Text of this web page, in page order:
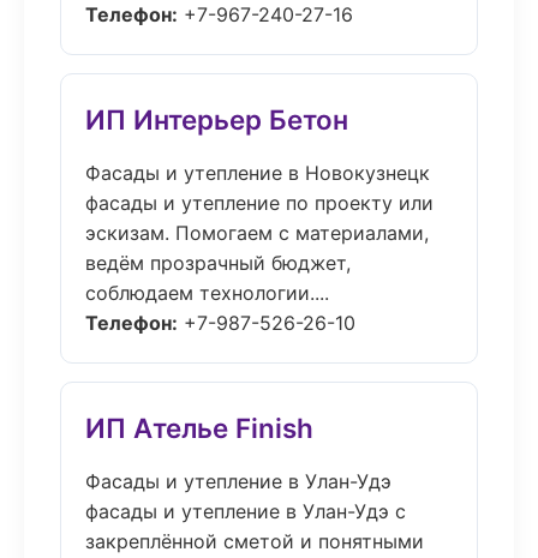
Телефон: +7-967-240-27-16
ИП Интерьер Бетон
Фасады и утепление в Новокузнецк
фасады и утепление по проекту или
эскизам. Помогаем с материалами,
ведём прозрачный бюджет,
соблюдаем технологии....
Телефон: +7-987-526-26-10
ИП Ателье Finish
Фасады и утепление в Улан-Удэ
фасады и утепление в Улан-Удэ с
закреплённой сметой и понятными